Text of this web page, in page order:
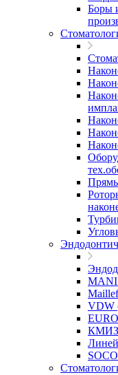
Боры
VDW
КМИЗ